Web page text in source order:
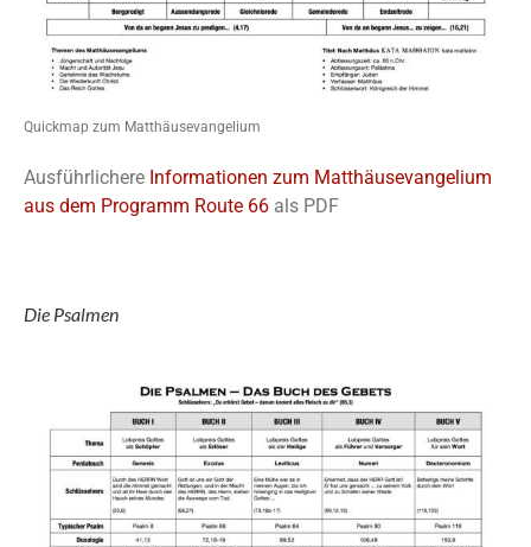
Quickmap zum Matthäusevangelium
Ausführlichere Informationen zum Matthäusevangelium
aus dem Programm Route 66 als PDF
Die Psalmen